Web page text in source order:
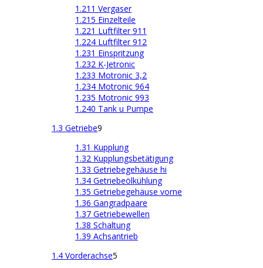
1.211 Vergaser
1.215 Einzelteile
1.221 Luftfilter 911
1.224 Luftfilter 912
1.231 Einspritzung
1.232 K-Jetronic
1.233 Motronic 3,2
1.234 Motronic 964
1.235 Motronic 993
1.240 Tank u Pumpe
1.3 Getriebe9
1.31 Kupplung
1.32 Kupplungsbetätigung
1.33 Getriebegehäuse hi
1.34 Getriebeölkühlung
1.35 Getriebegehäuse vorne
1.36 Gangradpaare
1.37 Getriebewellen
1.38 Schaltung
1.39 Achsantrieb
1.4 Vorderachse5